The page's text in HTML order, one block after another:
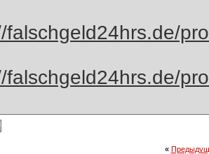
falschgeld24hrs.de/
falschgeld24hrs.de/
«